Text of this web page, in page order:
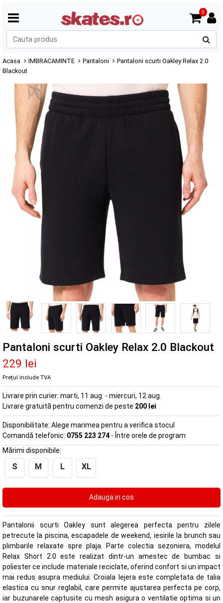
0
Acasa IMBRACAMINTE Pantaloni
Pantaloni scurti Oakley Relax 2.0
Blackout
Pantaloni scurti Oakley Relax 2.0 Blackout
229 lei
Prețul include TVA
Livrare prin curier: marti, 11 aug. - miercuri, 12 aug.
Livrare gratuită pentru comenzi de peste 200 lei
Disponibilitate: Alege marimea pentru a verifica stocul
Comandă telefonic: 0755 223 274 - Între orele de program
Mărimi disponibile:
S M L XL
Pantalonii scurti Oakley sunt alegerea perfecta pentru zilele
petrecute la piscina, escapadele de weekend, iesirile la brunch sau
plimbarile relaxate spre plaja. Parte colectia sezoniera, modelul
Relax Short 2.0 este realizat dintr-un amestec de bumbac si
poliester ce include materiale reciclate, oferind confort si un impact
mai redus asupra mediului. Croiala lejera este completata de talia
elastica cu snur reglabil, care permite ajustarea perfecta pe corp,
iar buzunarele captusite cu mesh asigura o ventilatie optima si un